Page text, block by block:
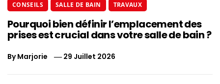
CONSEILS SALLE DE BAIN TRAVAUX
Pourquoi bien définir l’emplacement des
prises est crucial dans votre salle de bain ?
ByMarjorie 29 Juillet 2026